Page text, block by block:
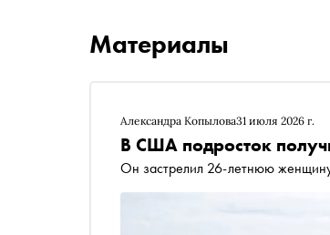
Материалы
Александра Копылова31 июля 2026 г.
В США подросток
Он застрелил 26-летнюю